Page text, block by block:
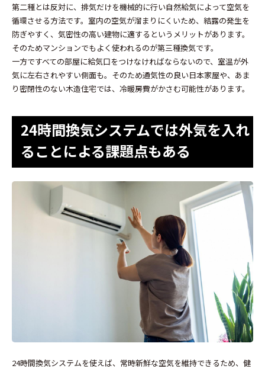
第二種とは反対に、排気だけを機械的に行い自然給気によって空気を
循環させる方法です。室内の空気が溜まりにくいため、結露の発生を
防ぎやすく、気密性の高い建物に適するというメリットがあります。
そのためマンションでもよく使われるのが第三種換気です。
一方ですべての部屋に給気口をつけなければならないので、室温が外
気に左右されやすい側面も。そのため通気性の良い日本家屋や、あま
り密閉性のない木造住宅では、冷暖房費がかさむ可能性があります。
24時間換気システムでは外気を入れ
ることによる課題点もある
24時間換気システムを使えば、常時新鮮な空気を維持できるため、健